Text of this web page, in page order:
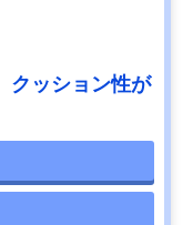
クッション性が